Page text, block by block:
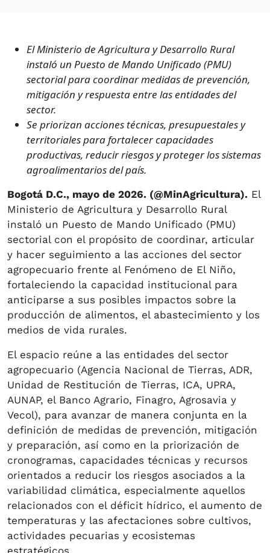
El Ministerio de Agricultura y Desarrollo Rural
instaló un Puesto de Mando Unificado (PMU)
sectorial para coordinar medidas de prevención,
mitigación y respuesta entre las entidades del
sector.
Se priorizan acciones técnicas, presupuestales y
territoriales para fortalecer capacidades
productivas, reducir riesgos y proteger los sistemas
agroalimentarios del país.
Bogotá D.C., mayo de 2026. (@MinAgricultura). El
Ministerio de Agricultura y Desarrollo Rural
instaló un Puesto de Mando Unificado (PMU)
sectorial con el propósito de coordinar, articular
y hacer seguimiento a las acciones del sector
agropecuario frente al Fenómeno de El Niño,
fortaleciendo la capacidad institucional para
anticiparse a sus posibles impactos sobre la
producción de alimentos, el abastecimiento y los
medios de vida rurales.
El espacio reúne a las entidades del sector
agropecuario (Agencia Nacional de Tierras, ADR,
Unidad de Restitución de Tierras, ICA, UPRA,
AUNAP, el Banco Agrario, Finagro, Agrosavia y
Vecol), para avanzar de manera conjunta en la
definición de medidas de prevención, mitigación
y preparación, así como en la priorización de
cronogramas, capacidades técnicas y recursos
orientados a reducir los riesgos asociados a la
variabilidad climática, especialmente aquellos
relacionados con el déficit hídrico, el aumento de
temperaturas y las afectaciones sobre cultivos,
actividades pecuarias y ecosistemas
estratégicos.